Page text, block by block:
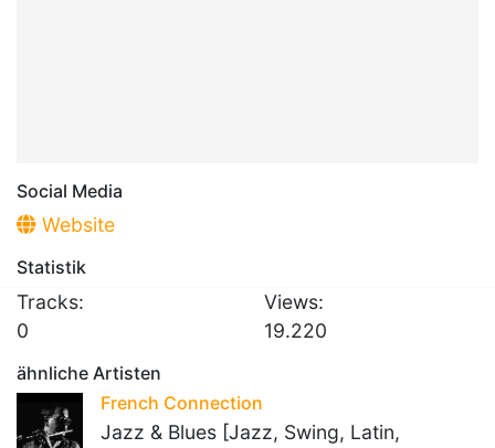
Social Media
Website
Statistik
Tracks:
0
Views:
19.220
ähnliche Artisten
French Connection
Jazz & Blues [Jazz, Swing, Latin,